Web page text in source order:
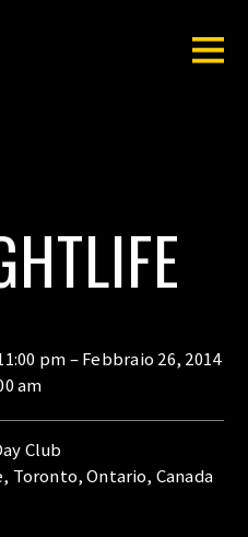
pm– Febbraio 26, 2014
am
Club
Toronto, Ontario, Canada